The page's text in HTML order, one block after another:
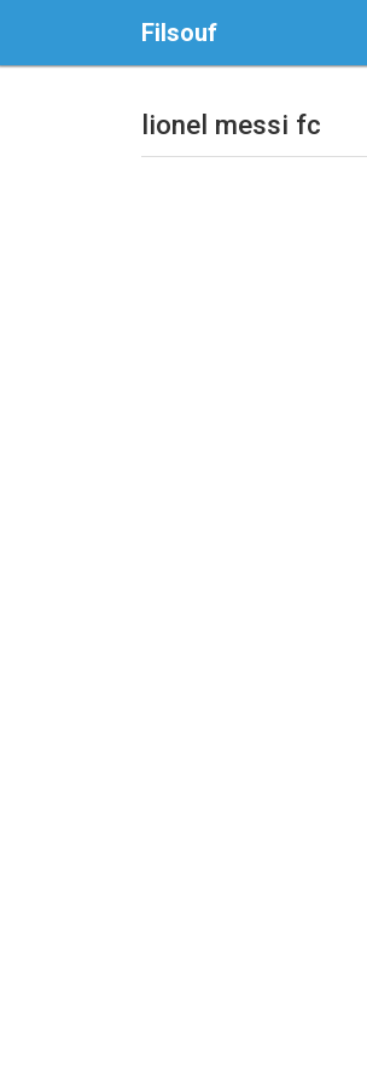
Filsouf
lionel messi fc